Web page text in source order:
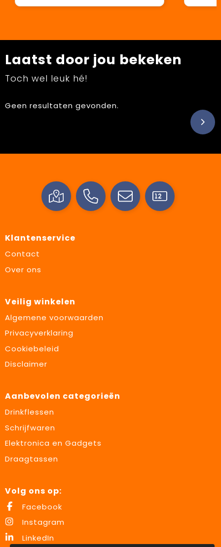
Laatst door jou bekeken
Toch wel leuk hé!
Geen resultaten gevonden.
Klantenservice
Contact
Over ons
Veilig winkelen
Algemene voorwaarden
Privacyverklaring
Cookiebeleid
Disclaimer
Aanbevolen categorieën
Drinkflessen
Schrijfwaren
Elektronica en Gadgets
Draagtassen
Volg ons op:
Facebook
Instagram
LinkedIn